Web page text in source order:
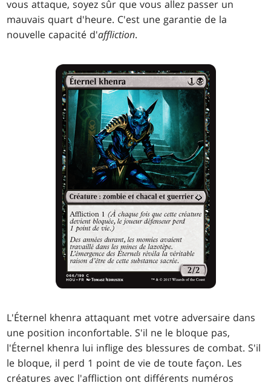
vous attaque, soyez sûr que vous allez passer un
mauvais quart d'heure. C'est une garantie de la
nouvelle capacité d'affliction.
L'Éternel khenra attaquant met votre adversaire dans
une position inconfortable. S'il ne le bloque pas,
l'Éternel khenra lui inflige des blessures de combat. S'il
le bloque, il perd 1 point de vie de toute façon. Les
créatures avec l'affliction ont différents numéros